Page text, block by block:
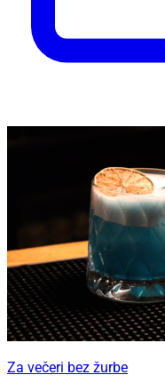
Za večeri bez žurbe